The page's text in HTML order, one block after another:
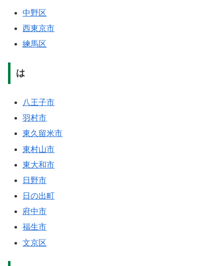
中野区
西東京市
練馬区
は
八王子市
羽村市
東久留米市
東村山市
東大和市
日野市
日の出町
府中市
福生市
文京区